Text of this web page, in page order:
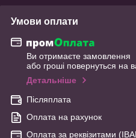
Умови оплати
Ви отримаєте замовлення
або гроші повернуться на
Детальніше
Післяплата
Оплата на рахунок
Оплата за реквізитами